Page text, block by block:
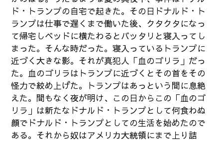
ド・トランプの自宅で起きた。その日ドナルド・ト
ランプは仕事で遅くまで働いた後、クタクタになっ
て帰宅しベッドに横たわるとバッタリと寝入ってし
まった。そんな時だった。寝入っているトランプに
近づく大きな影。それが真犯人「血のゴリラ」だっ
た。血のゴリラはトランプに近づくとその首をその
怪力で絞め上げた。トランプはあっという間に息絶
えた。間もなく夜が明け、この日からこの「血のゴ
リラ」は新たなドナルド・トランプとして何食わぬ
顔でドナルド・トランプとしての生活を始めたので
ある。それから奴はアメリカ大統領にまで上り詰